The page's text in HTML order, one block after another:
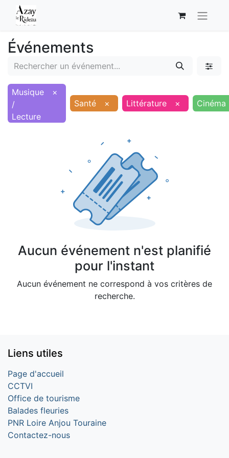
Événements
Musique
/
Lecture
×
Santé
× Littérature × Cinéma
Aucun événement n'est planifié
pour l'instant
Aucun événement ne correspond à vos critères de
recherche.
Liens utiles
Page d'accueil
CCTVI
Office de tourisme
Balades fleuries
PNR Loire Anjou Touraine
Contactez-nous